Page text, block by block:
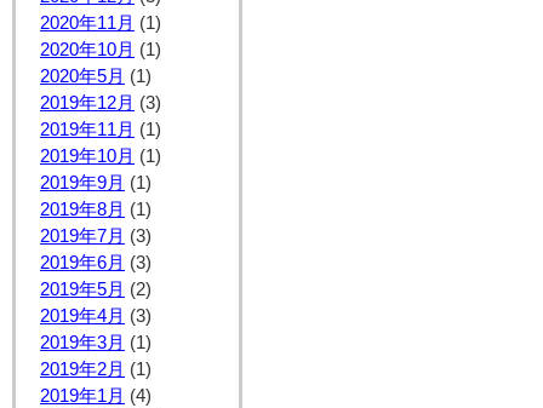
2020年11月 (1)
2020年10月 (1)
2020年5月 (1)
2019年12月 (3)
2019年11月 (1)
2019年10月 (1)
2019年9月 (1)
2019年8月 (1)
2019年7月 (3)
2019年6月 (3)
2019年5月 (2)
2019年4月 (3)
2019年3月 (1)
2019年2月 (1)
2019年1月 (4)